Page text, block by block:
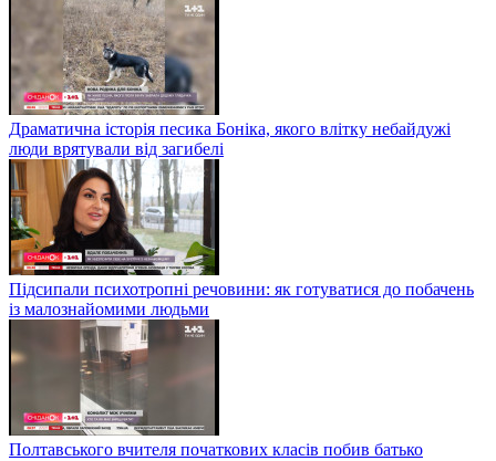
Драматична історія песика Боніка, якого влітку небайдужі
люди врятували від загибелі
Підсипали психотропні речовини: як готуватися до побачень
із малознайомими людьми
Полтавського вчителя початкових класів побив батько